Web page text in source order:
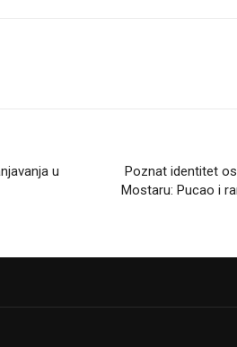
u
Poznat identitet
Mostaru: Pucao i